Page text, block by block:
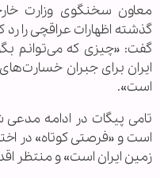
معاون سخنگوی وزارت
گذشته اظهارات عراقچی را
گفت: «چیزی که می‌توانم
ایران برای جبران
است».
تامی پیگات در ادامه مدعی
است و «فرصتی کوتاه» در
زمین ایران است» و منتظر